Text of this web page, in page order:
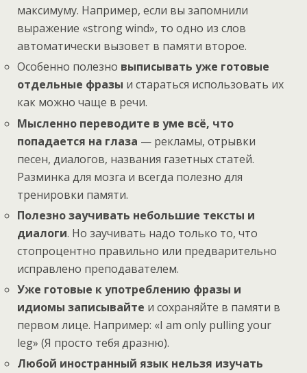
максимуму. Например, если вы запомнили
выражение «strong wind», то одно из слов
автоматически вызовет в памяти второе.
Особенно полезно выписывать уже готовые
отдельные фразы и стараться использовать их
как можно чаще в речи.
Мысленно переводите в уме всё, что
попадается на глаза — рекламы, отрывки
песен, диалогов, названия газетных статей.
Разминка для мозга и всегда полезно для
тренировки памяти.
Полезно заучивать небольшие тексты и
диалоги. Но заучивать надо только то, что
стопроцентно правильно или предварительно
исправлено преподавателем.
Уже готовые к употреблению фразы и
идиомы записывайте и сохраняйте в памяти в
первом лице. Например: «I am only pulling your
leg» (Я просто тебя дразню).
Любой иностранный язык нельзя изучать